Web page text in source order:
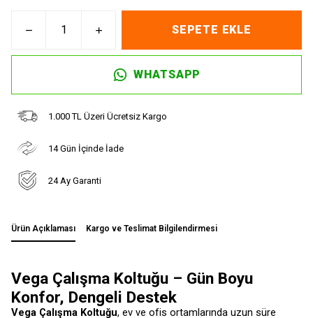
SEPETE EKLE
WHATSAPP
1.000 TL Üzeri Ücretsiz Kargo
14 Gün İçinde İade
24 Ay Garanti
Ürün Açıklaması Kargo ve Teslimat Bilgilendirmesi
Vega Çalışma Koltuğu – Gün Boyu
Konfor, Dengeli Destek
Vega Çalışma Koltuğu, ev ve ofis ortamlarında uzun süre